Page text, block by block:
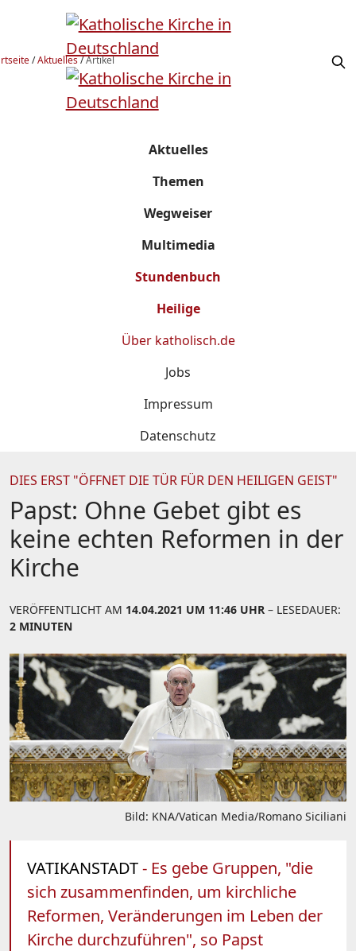
/Aktuelles/Artikel
Aktuelles
Themen
Wegweiser
Multimedia
Stundenbuch
Heilige
Über katholisch.de
Jobs
Impressum
Datenschutz
DIES ERST "ÖFFNET DIE TÜR FÜR DEN HEILIGEN GEIST"
Papst: Ohne Gebet gibt es
keine echten Reformen in der
Kirche
VERÖFFENTLICHT AM 14.04.2021 UM 11:46 UHR – LESEDAUER:
2 MINUTEN
Bild: KNA/Vatican Media/Romano Siciliani
VATIKANSTADT- Es gebe Gruppen, "die
sich zusammenfinden, um kirchliche
Reformen, Veränderungen im Leben der
Kirche durchzuführen", so Papst